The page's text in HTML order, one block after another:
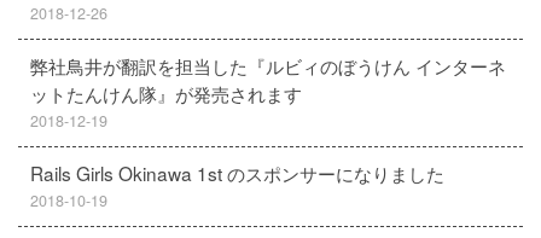
2018-12-26
弊社鳥井が翻訳を担当した『ルビィのぼうけん インターネ
ットたんけん隊』が発売されます
2018-12-19
Rails Girls Okinawa 1st のスポンサーになりました
2018-10-19